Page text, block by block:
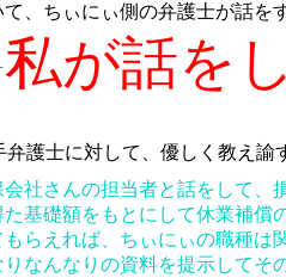
、ちぃにぃ側の弁護士が話を
私が話を
弁護士に対して、優しく教え
社さんの担当者と話をして、
基礎額をもとにして休業補償
らえれば、ちぃにぃの職種は
なんなりの資料を提示してそ